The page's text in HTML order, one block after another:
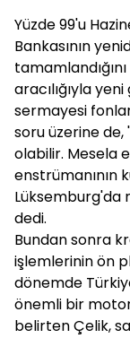
Yüzde 99'u
Bankasının
aracılığıyla
sermayesi
soru üzerine
olabilir. Mesela
enstrümanının
Lüksemburg'da
dedi.
Bundan sonra
işlemlerinin ön
dönemde
önemli bir
belirten Çelik,